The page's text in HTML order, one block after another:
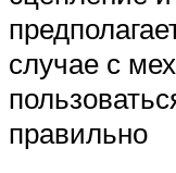
случае с
правильно